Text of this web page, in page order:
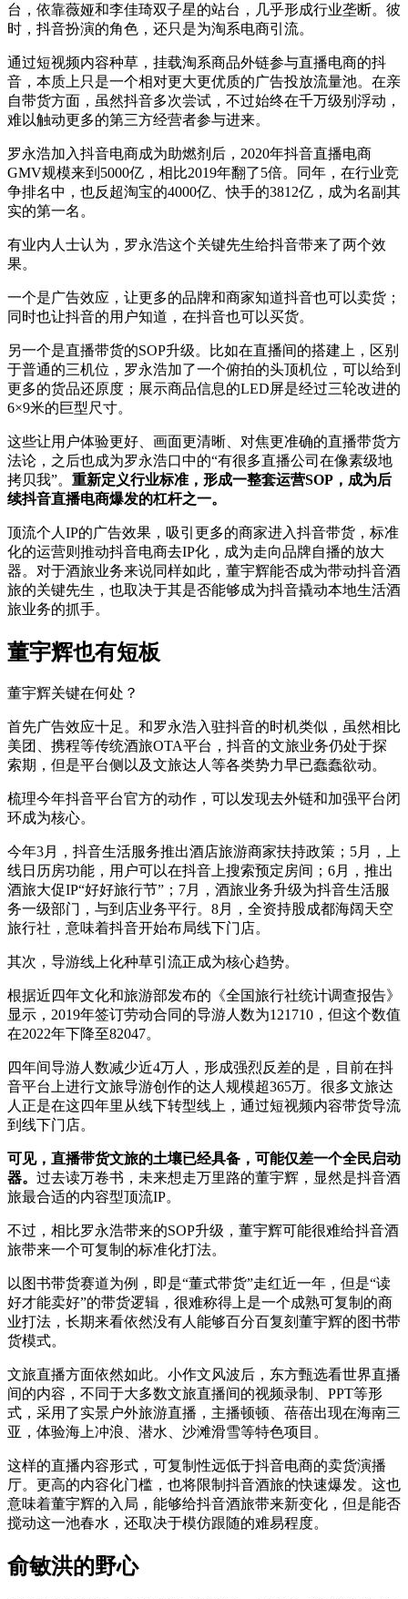
台，依靠薇娅和李佳琦双子星的站台，几乎形成行业垄断。彼
时，抖音扮演的角色，还只是为淘系电商引流。
通过短视频内容种草，挂载淘系商品外链参与直播电商的抖
音，本质上只是一个相对更大更优质的广告投放流量池。在亲
自带货方面，虽然抖音多次尝试，不过始终在千万级别浮动，
难以触动更多的第三方经营者参与进来。
罗永浩加入抖音电商成为助燃剂后，2020年抖音直播电商
GMV规模来到5000亿，相比2019年翻了5倍。同年，在行业竞
争排名中，也反超淘宝的4000亿、快手的3812亿，成为名副其
实的第一名。
有业内人士认为，罗永浩这个关键先生给抖音带来了两个效
果。
一个是广告效应，让更多的品牌和商家知道抖音也可以卖货；
同时也让抖音的用户知道，在抖音也可以买货。
另一个是直播带货的SOP升级。比如在直播间的搭建上，区别
于普通的三机位，罗永浩加了一个俯拍的头顶机位，可以给到
更多的货品还原度；展示商品信息的LED屏是经过三轮改进的
6×9米的巨型尺寸。
这些让用户体验更好、画面更清晰、对焦更准确的直播带货方
法论，之后也成为罗永浩口中的“有很多直播公司在像素级地
拷贝我”。 重新定义行业标准，形成一整套运营SOP，成为后
续抖音直播电商爆发的杠杆之一。
顶流个人IP的广告效果，吸引更多的商家进入抖音带货，标准
化的运营则推动抖音电商去IP化，成为走向品牌自播的放大
器。对于酒旅业务来说同样如此，董宇辉能否成为带动抖音酒
旅的关键先生，也取决于其是否能够成为抖音撬动本地生活酒
旅业务的抓手。
董宇辉也有短板
董宇辉关键在何处？
首先广告效应十足。和罗永浩入驻抖音的时机类似，虽然相比
美团、携程等传统酒旅OTA平台，抖音的文旅业务仍处于探
索期，但是平台侧以及文旅达人等各类势力早已蠢蠢欲动。
梳理今年抖音平台官方的动作，可以发现去外链和加强平台闭
环成为核心。
今年3月，抖音生活服务推出酒店旅游商家扶持政策；5月，上
线日历房功能，用户可以在抖音上搜索预定房间；6月，推出
酒旅大促IP“好好旅行节”；7月，酒旅业务升级为抖音生活服
务一级部门，与到店业务平行。8月，全资持股成都海阔天空
旅行社，意味着抖音开始布局线下门店。
其次，导游线上化种草引流正成为核心趋势。
根据近四年文化和旅游部发布的《全国旅行社统计调查报告》
显示，2019年签订劳动合同的导游人数为121710，但这个数值
在2022年下降至82047。
四年间导游人数减少近4万人，形成强烈反差的是，目前在抖
音平台上进行文旅导游创作的达人规模超365万。很多文旅达
人正是在这四年里从线下转型线上，通过短视频内容带货导流
到线下门店。
可见，直播带货文旅的土壤已经具备，可能仅差一个全民启动
器。 过去读万卷书，未来想走万里路的董宇辉，显然是抖音酒
旅最合适的内容型顶流IP。
不过，相比罗永浩带来的SOP升级，董宇辉可能很难给抖音酒
旅带来一个可复制的标准化打法。
以图书带货赛道为例，即是“董式带货”走红近一年，但是“读
好才能卖好”的带货逻辑，很难称得上是一个成熟可复制的商
业打法，长期来看依然没有人能够百分百复刻董宇辉的图书带
货模式。
文旅直播方面依然如此。小作文风波后，东方甄选看世界直播
间的内容，不同于大多数文旅直播间的视频录制、PPT等形
式，采用了实景户外旅游直播，主播顿顿、蓓蓓出现在海南三
亚，体验海上冲浪、潜水、沙滩滑雪等特色项目。
这样的直播内容形式，可复制性远低于抖音电商的卖货演播
厅。更高的内容化门槛，也将限制抖音酒旅的快速爆发。这也
意味着董宇辉的入局，能够给抖音酒旅带来新变化，但是能否
搅动这一池春水，还取决于模仿跟随的难易程度。
俞敏洪的野心